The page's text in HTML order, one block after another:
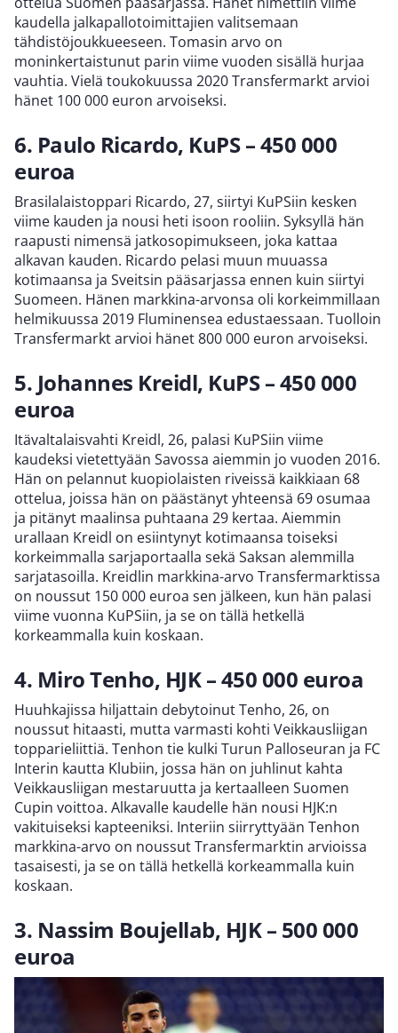
kaudella jalkapallotoimittajien valitsemaan
tähdistöjoukkueeseen. Tomasin arvo on
moninkertaistunut parin viime vuoden sisällä hurjaa
vauhtia. Vielä toukokuussa 2020 Transfermarkt arvioi
hänet 100 000 euron arvoiseksi.
6. Paulo Ricardo, KuPS – 450 000
euroa
Brasilalaistoppari Ricardo, 27, siirtyi KuPSiin kesken
viime kauden ja nousi heti isoon rooliin. Syksyllä hän
raapusti nimensä jatkosopimukseen, joka kattaa
alkavan kauden. Ricardo pelasi muun muuassa
kotimaansa ja Sveitsin pääsarjassa ennen kuin siirtyi
Suomeen. Hänen markkina-arvonsa oli korkeimmillaan
helmikuussa 2019 Fluminensea edustaessaan. Tuolloin
Transfermarkt arvioi hänet 800 000 euron arvoiseksi.
5. Johannes Kreidl, KuPS – 450 000
euroa
Itävaltalaisvahti Kreidl, 26, palasi KuPSiin viime
kaudeksi vietettyään Savossa aiemmin jo vuoden 2016.
Hän on pelannut kuopiolaisten riveissä kaikkiaan 68
ottelua, joissa hän on päästänyt yhteensä 69 osumaa
ja pitänyt maalinsa puhtaana 29 kertaa. Aiemmin
urallaan Kreidl on esiintynyt kotimaansa toiseksi
korkeimmalla sarjaportaalla sekä Saksan alemmilla
sarjatasoilla. Kreidlin markkina-arvo Transfermarktissa
on noussut 150 000 euroa sen jälkeen, kun hän palasi
viime vuonna KuPSiin, ja se on tällä hetkellä
korkeammalla kuin koskaan.
4. Miro Tenho, HJK – 450 000 euroa
Huuhkajissa hiljattain debytoinut Tenho, 26, on
noussut hitaasti, mutta varmasti kohti Veikkausliigan
topparieliittiä. Tenhon tie kulki Turun Palloseuran ja FC
Interin kautta Klubiin, jossa hän on juhlinut kahta
Veikkausliigan mestaruutta ja kertaalleen Suomen
Cupin voittoa. Alkavalle kaudelle hän nousi HJK:n
vakituiseksi kapteeniksi. Interiin siirryttyään Tenhon
markkina-arvo on noussut Transfermarktin arvioissa
tasaisesti, ja se on tällä hetkellä korkeammalla kuin
koskaan.
3. Nassim Boujellab, HJK – 500 000
euroa